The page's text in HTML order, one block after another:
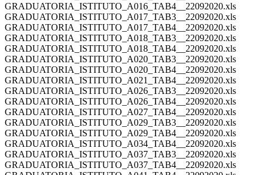
GRADUATORIA_ISTITUTO_A016_TAB4__22092020.xls
GRADUATORIA_ISTITUTO_A017_TAB3__22092020.xls
GRADUATORIA_ISTITUTO_A017_TAB4__22092020.xls
GRADUATORIA_ISTITUTO_A018_TAB3__22092020.xls
GRADUATORIA_ISTITUTO_A018_TAB4__22092020.xls
GRADUATORIA_ISTITUTO_A020_TAB3__22092020.xls
GRADUATORIA_ISTITUTO_A020_TAB4__22092020.xls
GRADUATORIA_ISTITUTO_A021_TAB4__22092020.xls
GRADUATORIA_ISTITUTO_A026_TAB3__22092020.xls
GRADUATORIA_ISTITUTO_A026_TAB4__22092020.xls
GRADUATORIA_ISTITUTO_A027_TAB4__22092020.xls
GRADUATORIA_ISTITUTO_A029_TAB3__22092020.xls
GRADUATORIA_ISTITUTO_A029_TAB4__22092020.xls
GRADUATORIA_ISTITUTO_A034_TAB4__22092020.xls
GRADUATORIA_ISTITUTO_A037_TAB3__22092020.xls
GRADUATORIA_ISTITUTO_A037_TAB4__22092020.xls